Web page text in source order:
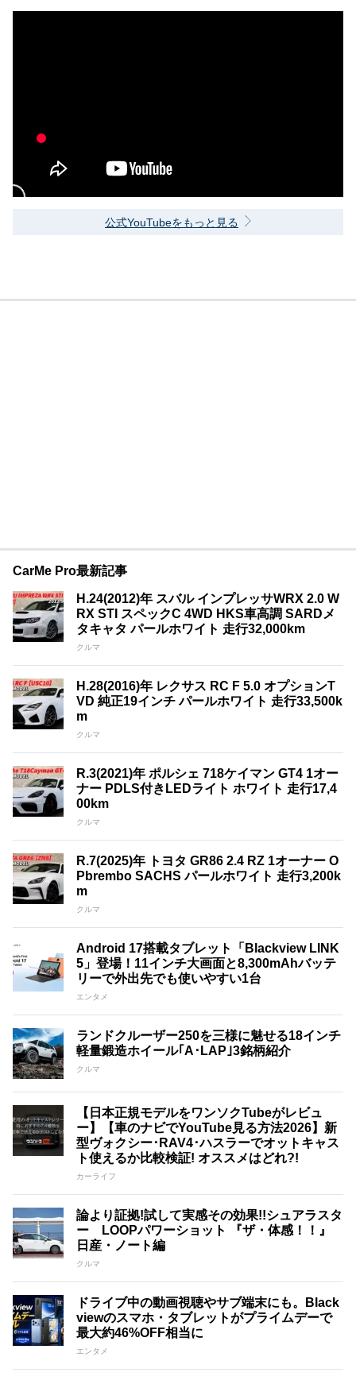
公式YouTubeをもっと見る
CarMe Pro最新記事
H.24(2012)年 スバル インプレッサWRX 2.0 W
RX STI スペックC 4WD HKS車高調 SARDメ
タキャタ パールホワイト 走行32,000km
クルマ
H.28(2016)年 レクサス RC F 5.0 オプションT
VD 純正19インチ パールホワイト 走行33,500k
m
クルマ
R.3(2021)年 ポルシェ 718ケイマン GT4 1オー
ナー PDLS付きLEDライト ホワイト 走行17,4
00km
クルマ
R.7(2025)年 トヨタ GR86 2.4 RZ 1オーナー O
Pbrembo SACHS パールホワイト 走行3,200k
m
クルマ
Android 17搭載タブレット「Blackview LINK
5」登場！11インチ大画面と8,300mAhバッテ
リーで外出先でも使いやすい1台
エンタメ
ランドクルーザー250を三様に魅せる18インチ
軽量鍛造ホイール｢A･LAP｣3銘柄紹介
クルマ
【日本正規モデルをワンソクTubeがレビュ
ー】【車のナビでYouTube見る方法2026】新
型ヴォクシー･RAV4･ハスラーでオットキャス
ト使えるか比較検証! オススメはどれ?!
カーライフ
論より証拠!試して実感その効果!!シュアラスタ
ー LOOPパワーショット 『ザ・体感！！』
日産・ノート編
クルマ
ドライブ中の動画視聴やサブ端末にも。Black
viewのスマホ・タブレットがプライムデーで
最大約46%OFF相当に
エンタメ